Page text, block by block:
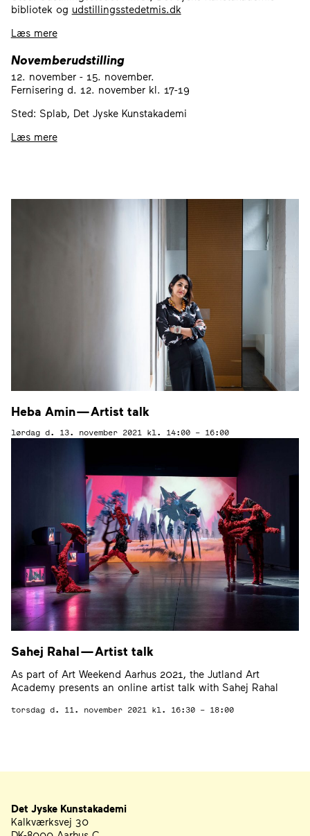
bibliotek og udstillingsstedetmis.dk
Læs mere
Novemberudstilling
12. november - 15. november.
Fernisering d. 12. november kl. 17-19
Sted: Splab, Det Jyske Kunstakademi
Læs mere
Heba Amin — Artist talk
lørdag d. 13. november 2021 kl. 14:00 – 16:00
Sahej Rahal — Artist talk
As part of Art Weekend Aarhus 2021, the Jutland Art
Academy presents an online artist talk with Sahej Rahal
torsdag d. 11. november 2021 kl. 16:30 – 18:00
Address
Det Jyske Kunstakademi
Kalkværksvej 30
Telephone, Email, and Newsletter